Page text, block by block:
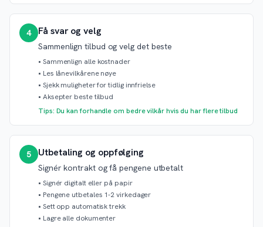
4 Få svar og velg
Sammenlign tilbud og velg det beste
• Sammenlign alle kostnader
• Les lånevilkårene nøye
• Sjekk muligheter for tidlig innfrielse
• Aksepter beste tilbud
Tips: Du kan forhandle om bedre vilkår hvis du har flere tilbud
5 Utbetaling og oppfølging
Signér kontrakt og få pengene utbetalt
• Signér digitalt eller på papir
• Pengene utbetales 1-2 virkedager
• Sett opp automatisk trekk
• Lagre alle dokumenter